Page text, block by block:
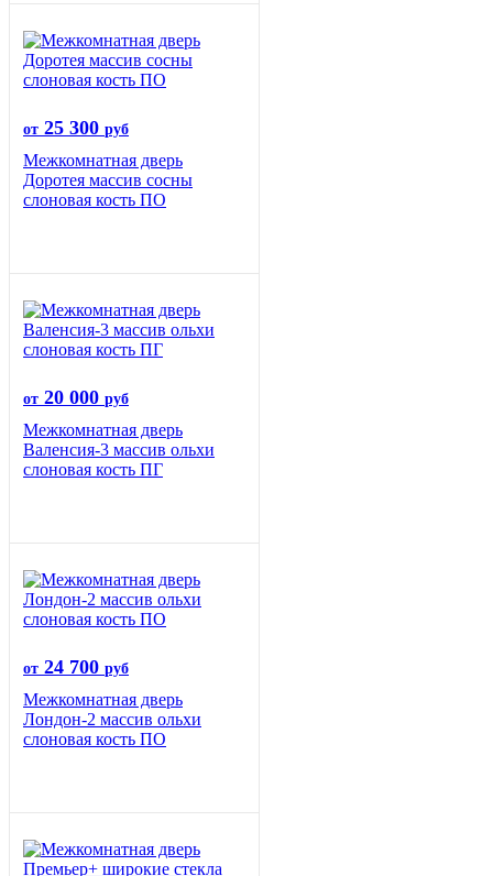
от 25 300 руб
Межкомнатная дверь
Доротея массив сосны
слоновая кость ПО
от 20 000 руб
Межкомнатная дверь
Валенсия-3 массив ольхи
слоновая кость ПГ
от 24 700 руб
Межкомнатная дверь
Лондон-2 массив ольхи
слоновая кость ПО